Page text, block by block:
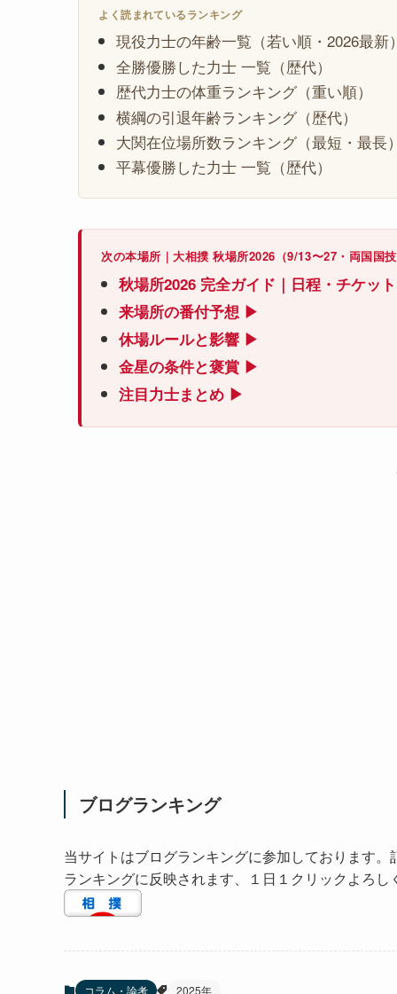
よく読まれているランキング
現役力士の年齢一覧（若い順・2026最新
全勝優勝した力士 一覧（歴代）
歴代力士の体重ランキング（重い順）
横綱の引退年齢ランキング（歴代）
大関在位場所数ランキング（最短・最長
平幕優勝した力士 一覧（歴代）
次の本場所｜大相撲 秋場所2026（9/13〜27・両国国
秋場所2026 完全ガイド｜日程・チケッ
来場所の番付予想 ▶
休場ルールと影響 ▶
金星の条件と褒賞 ▶
注目力士まとめ ▶
ブログランキング
当サイトはブログランキングに参加しております
ランキングに反映されます、１日１クリックよろし
コラム・論考 2025年